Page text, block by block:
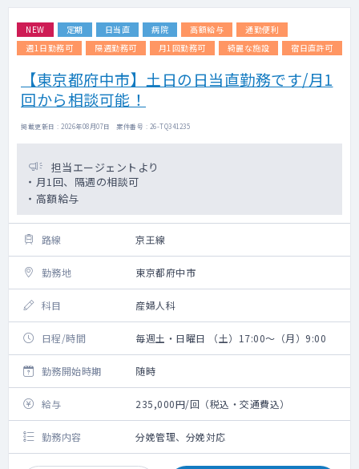
NEW 定期 日当直 病院 高額給与
通勤便利
週1日勤務可
隔週勤務可 月1回勤務可 綺麗な施設 宿日直許可
【東京都府中市】土日の日当直勤務です/月1
回から相談可能！
掲載更新日 : 2026年08月07日 案件番号 : 26-TQ341235
担当エージェントより
・月1回、隔週の相談可
・高額給与
路線 京王線
勤務地 東京都府中市
科目 産婦人科
日程/時間 毎週土・日曜日 （土）17:00～（月）9:00
勤務開始時期 随時
給与 235,000円/回（税込・交通費込）
勤務内容 分娩管理、分娩対応